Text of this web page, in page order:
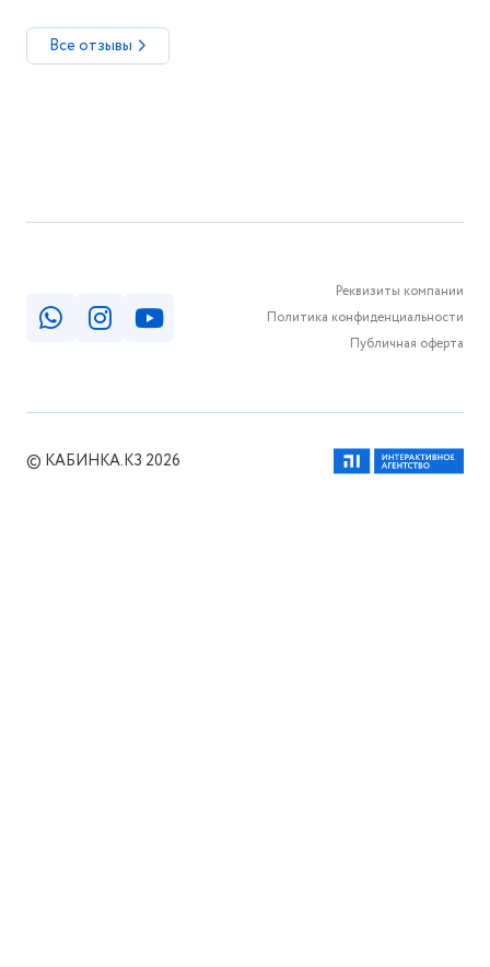
Все отзывы
Реквизиты компании
Политика конфиденциальности
Публичная оферта
© КАБИНКА.КЗ 2026